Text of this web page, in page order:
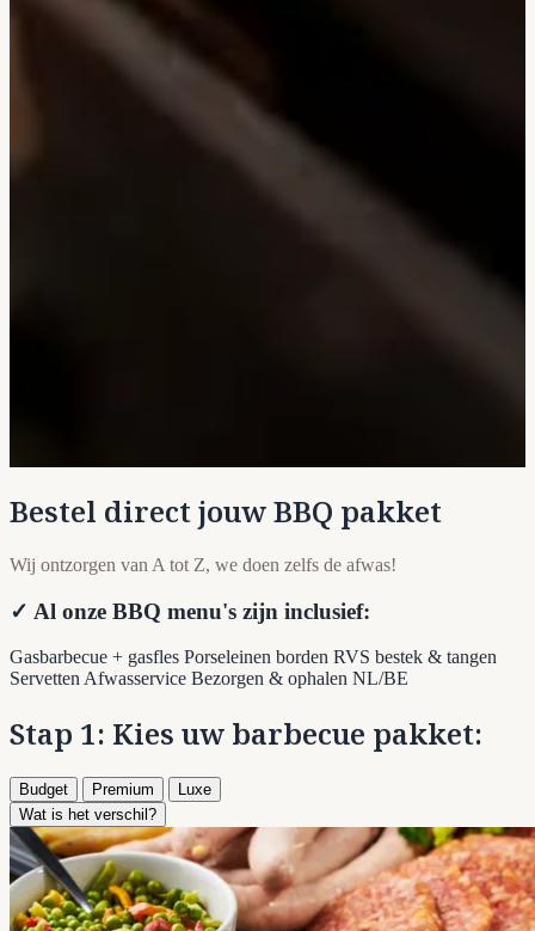
Bestel direct jouw BBQ pakket
Wij ontzorgen van A tot Z, we doen zelfs de afwas!
✓ Al onze BBQ menu's zijn inclusief:
Gasbarbecue + gasfles Porseleinen borden RVS bestek & tangen
ServettenAfwasservice Bezorgen & ophalen NL/BE
Stap 1: Kies uw barbecue pakket:
Budget Premium
Luxe
Wat is het verschil?